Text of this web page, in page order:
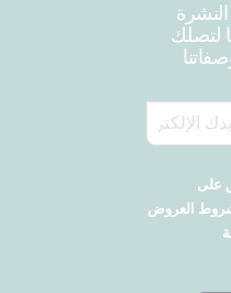
لتصلك
على
شروط العروض